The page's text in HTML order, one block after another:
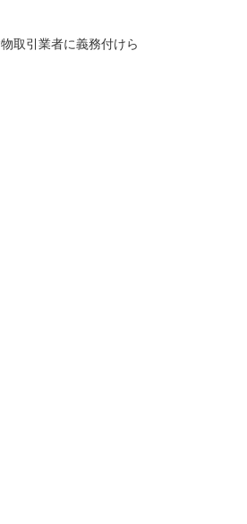
取引業者に義務付けら